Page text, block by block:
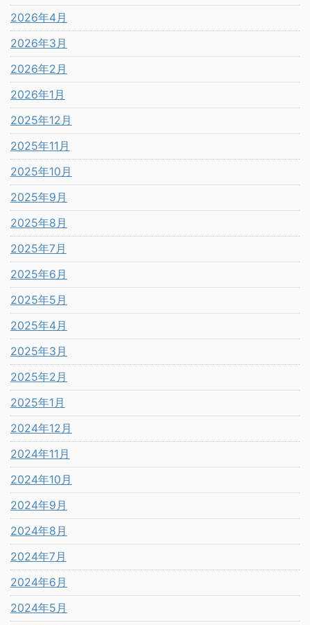
2026年4月
2026年3月
2026年2月
2026年1月
2025年12月
2025年11月
2025年10月
2025年9月
2025年8月
2025年7月
2025年6月
2025年5月
2025年4月
2025年3月
2025年2月
2025年1月
2024年12月
2024年11月
2024年10月
2024年9月
2024年8月
2024年7月
2024年6月
2024年5月